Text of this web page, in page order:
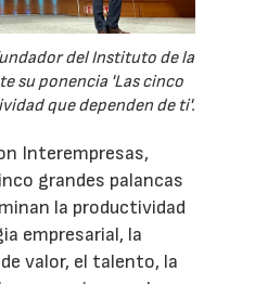
del Instituto de la
su ponencia 'Las cinco
que dependen de ti'.
Interempresas,
grandes palancas
la productividad
empresarial, la
valor, el talento, la